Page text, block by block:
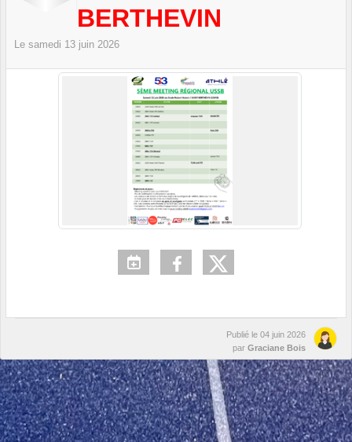
BERTHEVIN
Le samedi 13 juin 2026
Publié le 04 juin 2026
par Graciane Bois